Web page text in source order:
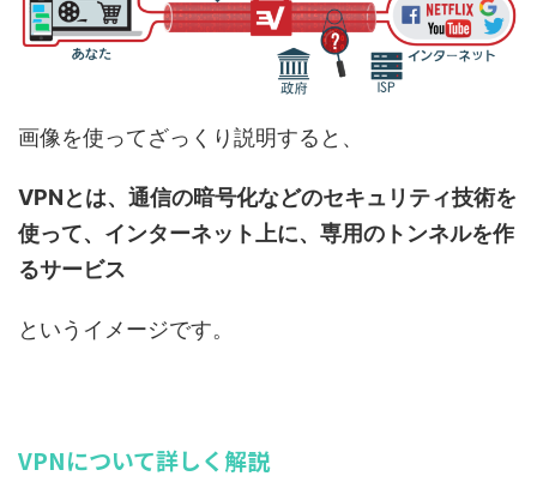
画像を使ってざっくり説明すると、
VPNとは、通信の暗号化などのセキュリティ技術を
使って、インターネット上に、専用のトンネルを作
るサービス
というイメージです。
VPNについて詳しく解説